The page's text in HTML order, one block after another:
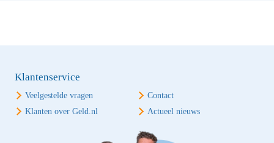
Klantenservice
Veelgestelde vragen
Contact
Klanten over Geld.nl
Actueel nieuws